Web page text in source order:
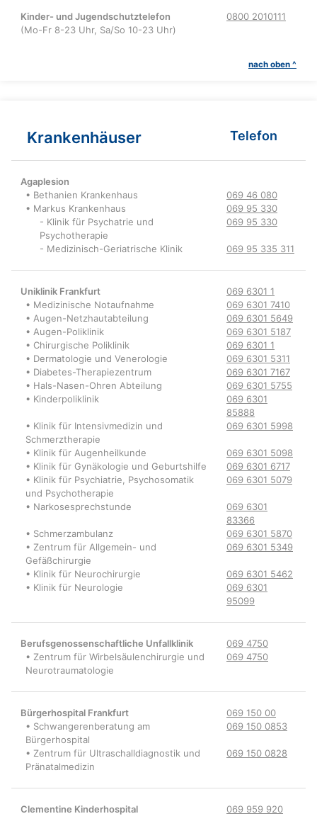
Kinder- und Jugendschutztelefon
(Mo-Fr 8-23 Uhr, Sa/So 10-23 Uhr)
0800 2010111
nach oben ^
Krankenhäuser Telefon
Agaplesion
• Bethanien Krankenhaus
069 46 080
• Markus Krankenhaus
069 95 330
- Klinik für Psychatrie und
Psychotherapie
069 95 330
- Medizinisch-Geriatrische Klinik 069 95 335 311
Uniklinik Frankfurt
069 6301 1
• Medizinische Notaufnahme
069 6301 7410
• Augen-Netzhautabteilung
069 6301 5649
• Augen-Poliklinik
069 6301 5187
• Chirurgische Poliklinik
069 6301 1
• Dermatologie und Venerologie
069 6301 5311
• Diabetes-Therapiezentrum
069 6301 7167
• Hals-Nasen-Ohren Abteilung
069 6301 5755
• Kinderpoliklinik
069 6301
85888
• Klinik für Intensivmedizin und
Schmerztherapie
069 6301 5998
• Klinik für Augenheilkunde
069 6301 5098
• Klinik für Gynäkologie und Geburtshilfe
069 6301 6717
• Klinik für Psychiatrie, Psychosomatik
und Psychotherapie
069 6301 5079
• Narkosesprechstunde
069 6301
83366
• Schmerzambulanz
069 6301 5870
• Zentrum für Allgemein- und
Gefäßchirurgie
069 6301 5349
• Klinik für Neurochirurgie
069 6301 5462
• Klinik für Neurologie
069 6301
95099
Berufsgenossenschaftliche Unfallklinik
069 4750
• Zentrum für Wirbelsäulenchirurgie und
Neurotraumatologie
069 4750
Bürgerhospital Frankfurt
069 150 00
• Schwangerenberatung am
Bürgerhospital
069 150 0853
• Zentrum für Ultraschalldiagnostik und
Pränatalmedizin
069 150 0828
Clementine Kinderhospital 069 959 920